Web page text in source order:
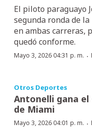
El piloto paraguayo
segunda ronda de
en ambas carreras,
quedó conforme.
Mayo 3, 2026 04:31 p. m. ·
Otros Deportes
Antonelli gana el
de Miami
Mayo 3, 2026 04:01 p. m. ·